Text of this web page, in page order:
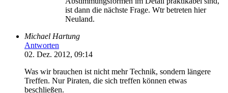
ist dann die nächste Frage. Wtr betreten hier
Neuland.
Michael Hartung
Antworten
02. Dez. 2012, 09:14
Was wir brauchen ist nicht mehr Technik, sondern längere
Treffen. Nur Piraten, die sich treffen können etwas
beschließen.